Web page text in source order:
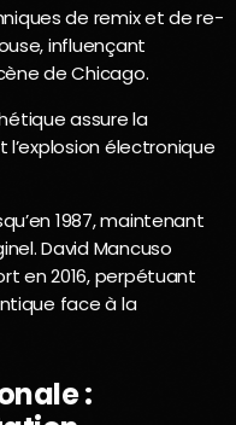
de remix et de re-
influençant
de Chicago.
assure la
l’explosion électronique
1987, maintenant
David Mancuso
en 2016, perpétuant
face à la
: